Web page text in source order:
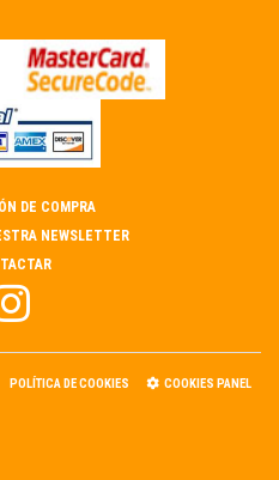
DE COMPRA
NEWSLETTER
POLÍTICA DE COOKIES COOKIES PANEL